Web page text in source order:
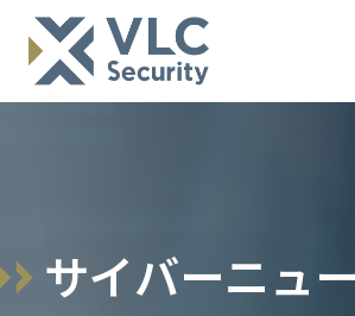
サイバーニュー